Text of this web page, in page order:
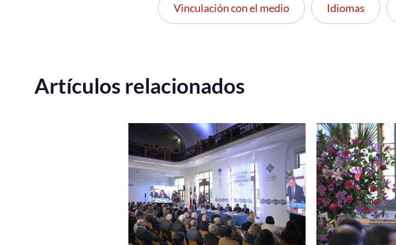
Vinculación con el medio Idiomas
Artículos relacionados